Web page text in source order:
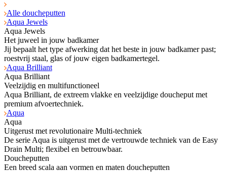
Alle doucheputten
Aqua Jewels
Aqua Jewels
Het juweel in jouw badkamer
Jij bepaalt het type afwerking dat het beste in jouw badkamer past;
roestvrij staal, glas of jouw eigen badkamertegel.
Aqua Brilliant
Aqua Brilliant
Veelzijdig en multifunctioneel
Aqua Brilliant, de extreem vlakke en veelzijdige doucheput met
premium afvoertechniek.
Aqua
Aqua
Uitgerust met revolutionaire Multi-techniek
De serie Aqua is uitgerust met de vertrouwde techniek van de Easy
Drain Multi; flexibel en betrouwbaar.
Doucheputten
Een breed scala aan vormen en maten doucheputten